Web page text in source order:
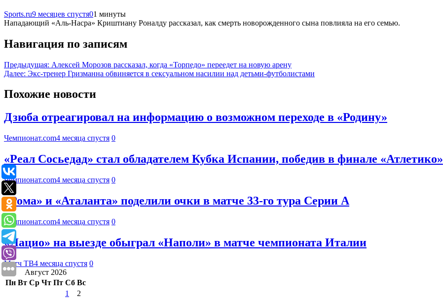
Sports.ru9 месяцев спустя01 минуты
Нападающий «Аль-Насра» Криштиану Роналду рассказал, как смерть новорожденного сына повлияла на его семью.
Навигация по записям
Предыдущая: Алексей Морозов рассказал, когда «Торпедо» переедет на новую арену
Далее: Экс-тренер Гризманна обвиняется в сексуальном насилии над детьми-футболистами
Похожие новости
Дзюба отреагировал на информацию о возможном переходе в «Родину»
Чемпионат.com4 месяца спустя 0
«Реал Сосьедад» стал обладателем Кубка Испании, победив в финале «Атлетико»
Чемпионат.com4 месяца спустя 0
«Рома» и «Аталанта» поделили очки в матче 33-го тура Серии А
Чемпионат.com4 месяца спустя 0
«Лацио» на выезде обыграл «Наполи» в матче чемпионата Италии
Матч ТВ4 месяца спустя 0
Август 2026
Пн Вт Ср Чт Пт Сб Вс
1
2